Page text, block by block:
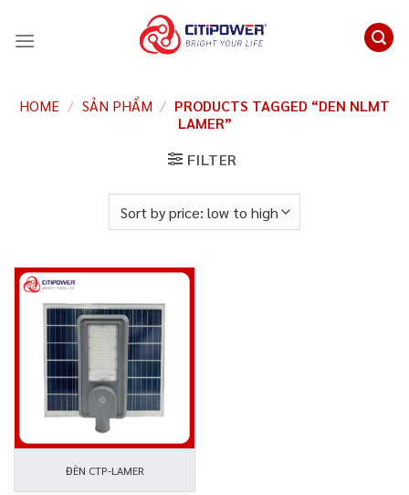
đến
HOME / SẢN PHẨM / PRODUCTS TAGGED “DEN NLMT
LAMER”
FILTER
ĐÈN CTP-LAMER